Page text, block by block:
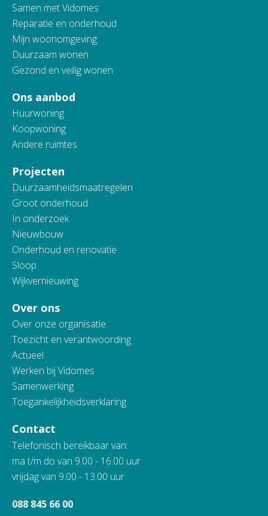
Samen met Vidomes
Reparatie en onderhoud
Mijn woonomgeving
Duurzaam wonen
Gezond en veilig wonen
Ons aanbod
Huurwoning
Koopwoning
Andere ruimtes
Projecten
Duurzaamheidsmaatregelen
Groot onderhoud
In onderzoek
Nieuwbouw
Onderhoud en renovatie
Sloop
Wijkvernieuwing
Over ons
Over onze organisatie
Toezicht en verantwoording
Actueel
Werken bij Vidomes
Samenwerking
Toegankelijkheidsverklaring
Contact
Telefonisch bereikbaar van:
ma t/m do van 9.00 - 16.00 uur
vrijdag van 9.00 - 13.00 uur
088 845 66 00